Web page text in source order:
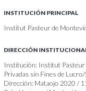
INSTITUCIÓN PRINCIPAL
Institut Pasteur de
DIRECCIÓN
Institución: Institut Pasteur
Privadas sin Fines de
Dirección: Mataojo 2020 /